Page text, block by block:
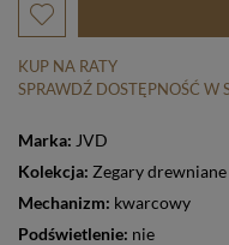
KUP NA RATY
SPRAWDŹ DOSTĘPNOŚĆ W
Marka: JVD
Kolekcja: Zegary drewniane
Mechanizm: kwarcowy
Podświetlenie: nie